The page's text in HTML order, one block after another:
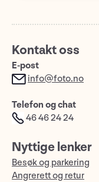
Kontakt oss
E-post
info@foto.no
Telefon og chat
46 46 24 24
Nyttige lenker
Besøk og parkering
Angrerett og retur